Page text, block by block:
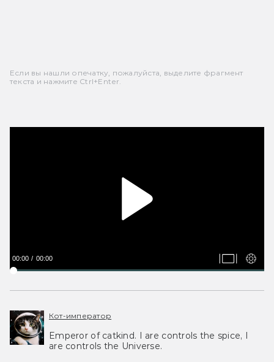
Если вы нашли опечатку, пожалуйста, выделите фрагмент
текста и нажмите Ctrl+Enter.
00:00 00:00
Кот-император
Emperor of catkind. I are controls the spice, I
are controls the Universe.